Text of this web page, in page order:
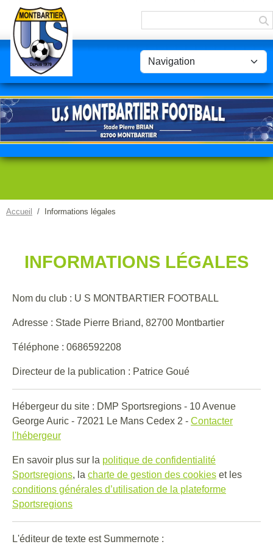
Accueil Informations légales
INFORMATIONS LÉGALES
Nom du club : U S MONTBARTIER FOOTBALL
Adresse : Stade Pierre Briand, 82700 Montbartier
Téléphone : 0686592208
Directeur de la publication : Patrice Goué
Hébergeur du site : DMP Sportsregions - 10 Avenue
George Auric - 72021 Le Mans Cedex 2 - Contacter
l'hébergeur
En savoir plus sur la politique de confidentialité
Sportsregions, la charte de gestion des cookies et les
conditions générales d’utilisation de la plateforme
Sportsregions
L'éditeur de texte est Summernote :
Panneau de gestion des cookies